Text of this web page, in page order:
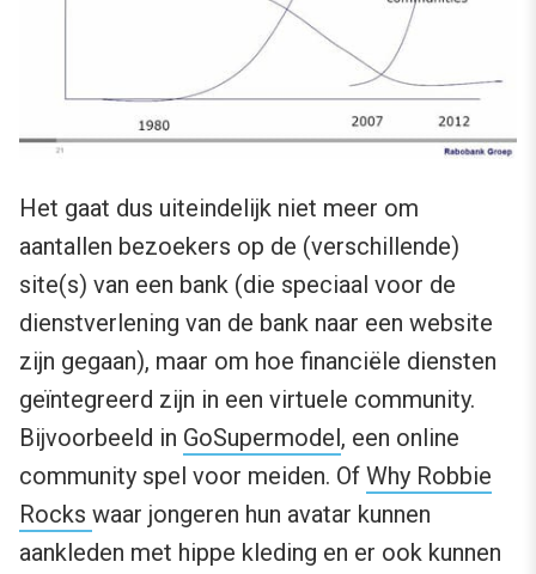
Het gaat dus uiteindelijk niet meer om
aantallen bezoekers op de (verschillende)
site(s) van een bank (die speciaal voor de
dienstverlening van de bank naar een website
zijn gegaan), maar om hoe financiële diensten
geïntegreerd zijn in een virtuele community.
Bijvoorbeeld in GoSupermodel, een online
community spel voor meiden. Of Why Robbie
Rocks waar jongeren hun avatar kunnen
aankleden met hippe kleding en er ook kunnen